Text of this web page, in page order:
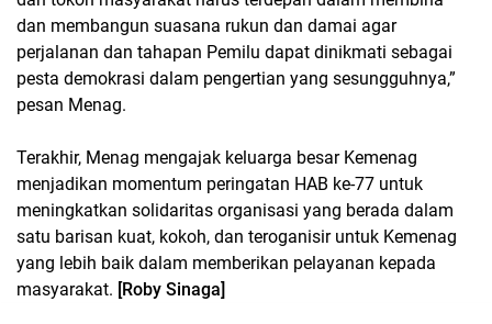
dan membangun suasana rukun dan damai agar
perjalanan dan tahapan Pemilu dapat dinikmati sebagai
pesta demokrasi dalam pengertian yang sesungguhnya,”
pesan Menag.
Terakhir, Menag mengajak keluarga besar Kemenag
menjadikan momentum peringatan HAB ke-77 untuk
meningkatkan solidaritas organisasi yang berada dalam
satu barisan kuat, kokoh, dan teroganisir untuk Kemenag
yang lebih baik dalam memberikan pelayanan kepada
masyarakat. [Roby Sinaga]